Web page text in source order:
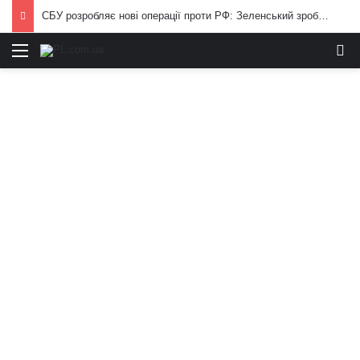
СБУ розробляє нові операції проти РФ: Зеленський зробив важливу заяву
Меню